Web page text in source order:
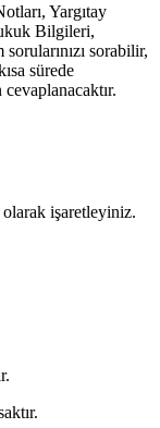
Yargıtay
Bilgileri,
sorabilir,
sürede
işaretleyiniz.